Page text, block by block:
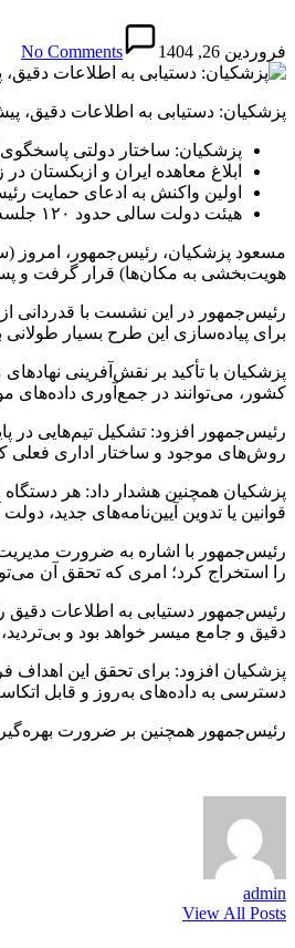
فروردین 26, 1404 No Comments
پزشکیان: دستیابی به اطلاعات دقیق،
پزشکیان: ساختار دولتی
ابلاغ معاهده ایران و ازبکستان
اولین واکنش به ادعای حمایت
هیئت دولت سالی حدود ۱۲۰ جلسه برگزار می‌کند
هویت‌بخشی به مکان‌ها) قرار گرفت و پس
رئیس‌جمهور در این نشست با قدردانی
برای پیاده‌سازی این طرح بسیار
پزشکیان با تأکید بر نقش‌آفرینی
کشور، می‌توانند در جمع‌آوری داده‌های
رئیس‌جمهور افزود: تشکیل تیم‌هایی در
روش‌های موجود و ساختار اداری فعلی
پزشکیان همچنین هشدار داد: هر
قوانین یا تدوین آیین‌نامه‌های جدید،
رئیس‌جمهور با اشاره به ضرورت مدیریت
را استخراج کرد؛ امری که تحقق آن
رئیس‌جمهور دستیابی به اطلاعات
دقیق و جامع میسر خواهد بود و
پزشکیان افزود: برای تحقق این اهداف
دسترسی به داده‌های به‌روز و قابل
رئیس‌جمهور همچنین بر ضرورت
admin
View All Posts